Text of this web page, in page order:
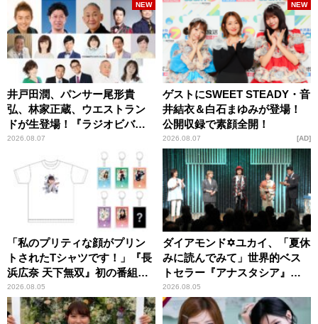
井戸田潤、パンサー尾形貴
弘、林家正蔵、ウエストラン
ドが生登場！『ラジオビバリ
ー昼ズ』
2026.08.07
NEW
ゲストにSWEET STEADY・音
井結衣＆白石まゆみが登場！
公開収録で素顔全開！
2026.08.07
NEW
AD
「私のプリティな顔がプリン
トされたTシャツです！」『長
浜広奈 天下無双』初の番組グ
ッズ発売
2026.08.05
ダイアモンド✡ユカイ、「夏休
みに読んでみて」世界的ベス
トセラー『アナスタシア』を
紹介
2026.08.05